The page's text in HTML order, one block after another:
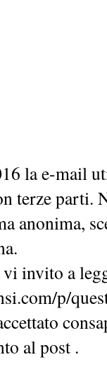
la e-mail
terze parti.
anonima,
invito a
p/
al post .